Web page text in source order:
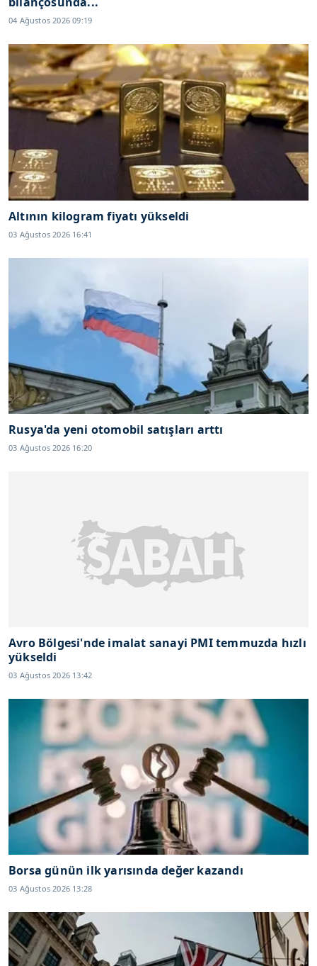
04 Ağustos 2026 09:19
Altının kilogram fiyatı yükseldi
03 Ağustos 2026 16:41
Rusya'da yeni otomobil satışları arttı
03 Ağustos 2026 16:20
Avro Bölgesi'nde imalat sanayi PMI temmuzda hızlı
yükseldi
03 Ağustos 2026 13:42
Borsa günün ilk yarısında değer kazandı
03 Ağustos 2026 13:28